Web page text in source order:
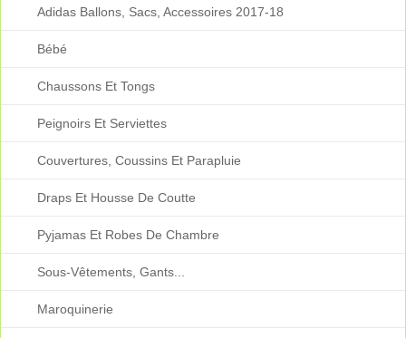
Adidas Ballons, Sacs, Accessoires 2017-18
Bébé
Chaussons Et Tongs
Peignoirs Et Serviettes
Couvertures, Coussins Et Parapluie
Draps Et Housse De Coutte
Pyjamas Et Robes De Chambre
Sous-Vêtements, Gants...
Maroquinerie